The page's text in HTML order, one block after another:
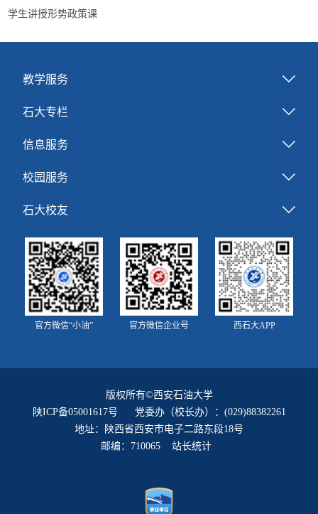
学生讲授形势政策课
教学服务
石大专栏
信息服务
校园服务
石大校友
官方微信“小油” 官方微信企业号 西石大APP
版权所有©西安石油大学
陕ICP备05001617号 党委办（校长办）：(029)88382261
地址：陕西省西安市电子二路东段18号
邮编：710065 站长统计